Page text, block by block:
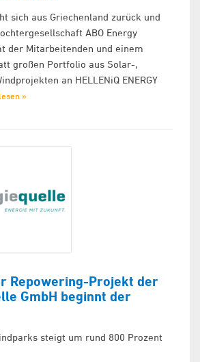
sich aus Griechenland zurück und
ABO Energy
der Mitarbeitenden und einem
großen Portfolio aus Solar-,
an HELLENiQ ENERGY
»
Repowering-Projekt der
GmbH beginnt der
steigt um rund 800 Prozent